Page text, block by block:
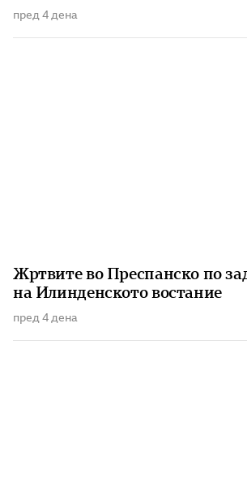
пред 4 дена
Жртвите во Преспанско по
на Илинденското востание
пред 4 дена